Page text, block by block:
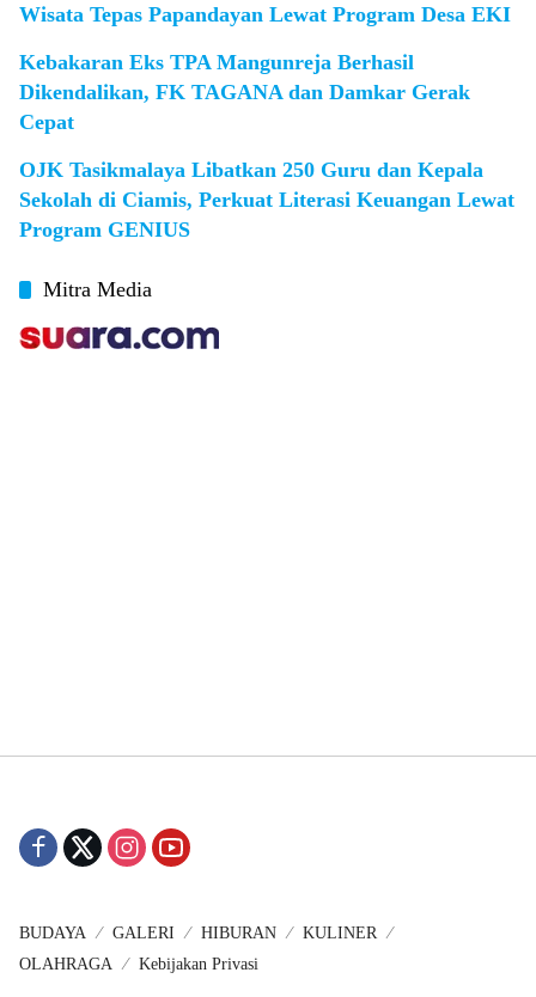
Wisata Tepas Papandayan Lewat Program Desa EKI
Kebakaran Eks TPA Mangunreja Berhasil
Dikendalikan, FK TAGANA dan Damkar Gerak
Cepat
OJK Tasikmalaya Libatkan 250 Guru dan Kepala
Sekolah di Ciamis, Perkuat Literasi Keuangan Lewat
Program GENIUS
Mitra Media
BUDAYA GALERI HIBURAN
KULINER
OLAHRAGA
Kebijakan Privasi